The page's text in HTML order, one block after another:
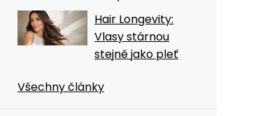
Hair Longevity:
Vlasy stárnou
stejně jako pleť
Všechny články